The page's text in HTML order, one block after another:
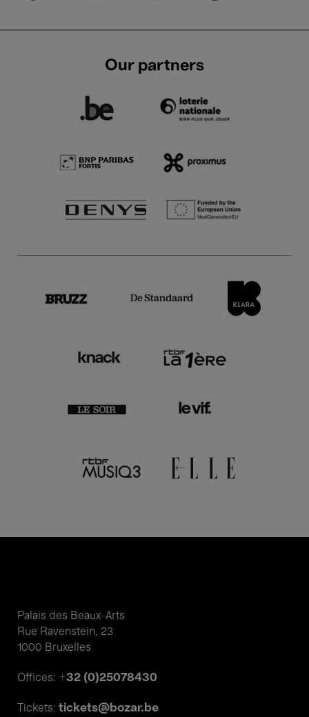
Our partners
Palais des Beaux-Arts
Rue Ravenstein, 23
1000 Bruxelles
Offices: +32 (0)25078430
Tickets: tickets@bozar.be